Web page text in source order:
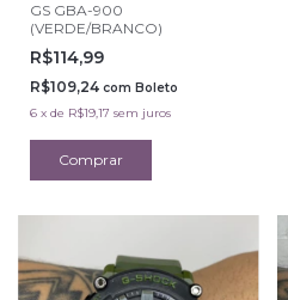
GS GBA-900
(VERDE/BRANCO)
R$114,99
R$109,24 com Boleto
6 x de R$19,17 sem juros